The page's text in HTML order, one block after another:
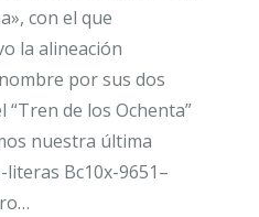
con el que
la alineación
por sus dos
de los Ochenta”
nuestra última
Bc10x-9651–